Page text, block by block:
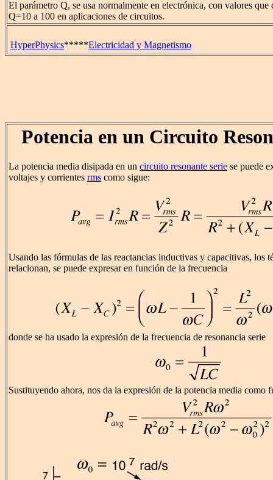
El parámetro Q, se usa normalmente en electrónica, con valores que
Q=10 a 100 en aplicaciones de circuitos.
HyperPhysics*****Electricidad y Magnetismo
Potencia en un Circuito
La potencia media disipada en un circuito resonante serie se puede
voltajes y corrientes rms como sigue:
Usando las fórmulas de las reactancias inductivas y capacitivas, los
relacionan, se puede expresar en función de la frecuencia
donde se ha usado la expresión de la frecuencia de resonancia serie
Sustituyendo ahora, nos da la expresión de la potencia media como